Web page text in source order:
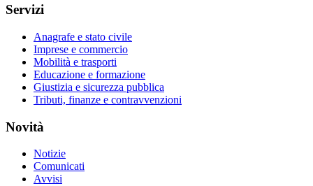
Servizi
Anagrafe e stato civile
Imprese e commercio
Mobilità e trasporti
Educazione e formazione
Giustizia e sicurezza pubblica
Tributi, finanze e contravvenzioni
Novità
Notizie
Comunicati
Avvisi